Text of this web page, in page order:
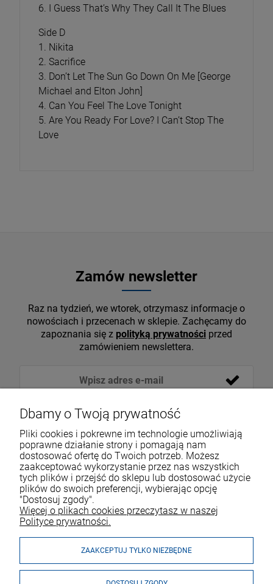
6. I Guess That’s Why They Call It The Blues
Side D
1. Nikita
2. Sacrifice
3. Don’t Let The Sun Go Down On Me [George
Michael and Elton John]
4. Can You Feel The Love Tonight
5. Are You Ready For Love? I Can’t Stop The
Love
Zamów newsletter
Raz na tydzień, we wtorek, otrzymasz informacje o
nowościach i przecenach w sklepie. Zachęcamy do
zapoznania się z polityką prywatności przed
zamówieniem newslettera.
VOICESHOP.PL
ZAKUPY
Dbamy o Twoją prywatność
Pliki cookies i pokrewne im technologie umożliwiają
poprawne działanie strony i pomagają nam
dostosować ofertę do Twoich potrzeb. Możesz
zaakceptować wykorzystanie przez nas wszystkich
tych plików i przejść do sklepu lub dostosować użycie
plików do swoich preferencji, wybierając opcję
"Dostosuj zgody".
Więcej o plikach cookies przeczytasz w naszej
Polityce prywatności.
ZAAKCEPTUJ TYLKO NIEZBĘDNE